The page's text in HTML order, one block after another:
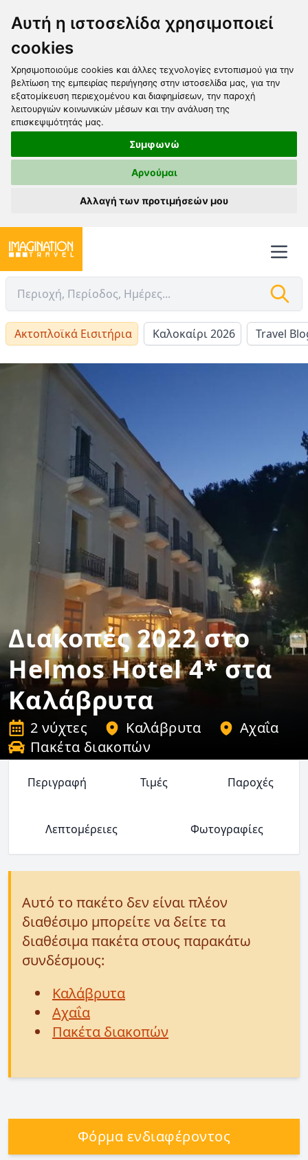
Αυτή η ιστοσελίδα χρησιμοποιεί
cookies
Χρησιμοποιούμε cookies και άλλες τεχνολογίες εντοπισμού για την
βελτίωση της εμπειρίας περιήγησης στην ιστοσελίδα μας, για την
εξατομίκευση περιεχομένου και διαφημίσεων, την παροχή
λειτουργιών κοινωνικών μέσων και την ανάλυση της
επισκεψιμότητάς μας.
Συμφωνώ
Αρνούμαι
Αλλαγή των προτιμήσεών μου
Ακτοπλοϊκά Εισιτήρια Καλοκαίρι 2026 Travel
Διακοπές 2022 στο
Helmos Hotel 4* στα
Καλάβρυτα
2 νύχτες Καλάβρυτα
Αχαΐα
Πακέτα διακοπών
Περιγραφή Τιμές Παροχές
Λεπτομέρειες Φωτογραφίες
Αυτό το πακέτο δεν είναι πλέον
διαθέσιμο μπορείτε να δείτε τα
διαθέσιμα πακέτα στους παρακάτω
συνδέσμους:
Καλάβρυτα
Αχαΐα
Πακέτα διακοπών
Φόρμα ενδιαφέροντος